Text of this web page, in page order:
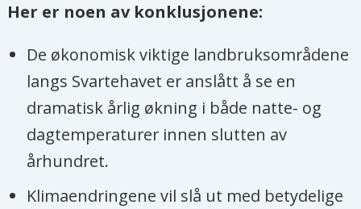
Her er noen av konklusjonene:
De økonomisk viktige landbruksområdene
langs Svartehavet er anslått å se en
dramatisk årlig økning i både natte- og
dagtemperaturer innen slutten av
århundret.
Klimaendringene vil slå ut med betydelige